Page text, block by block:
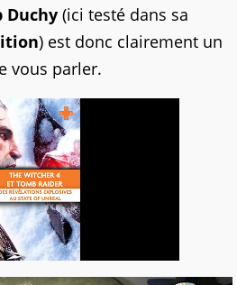
Duchy (ici testé dans sa
) est donc clairement un
vous parler.